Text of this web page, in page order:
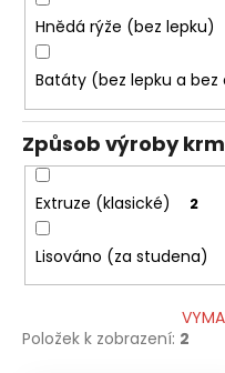
Hnědá rýže (bez lepku)
Batáty (bez lepku a bez
Způsob výroby
Extruze (klasické) 2
Lisováno (za studena)
Položek k zobrazení: 2